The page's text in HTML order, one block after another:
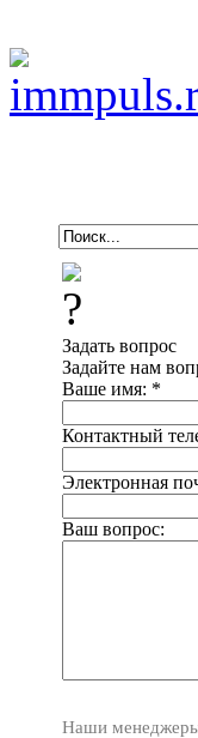
Задать вопрос
Задайте нам
Ваше имя: *
Контактный
Электронная
Ваш вопрос:
Наши